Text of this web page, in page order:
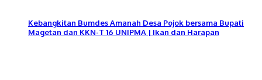
Kebangkitan Bumdes Amanah Desa Pojok bersama Bupati
Magetan dan KKN-T 16 UNIPMA | Ikan dan Harapan